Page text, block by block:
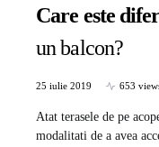
Care este
un balcon?
25 iulie 2019 653
Atat terasele de pe
modalitati de a avea